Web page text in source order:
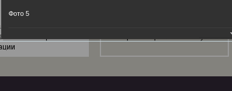
центр
и правовой
Фото 5